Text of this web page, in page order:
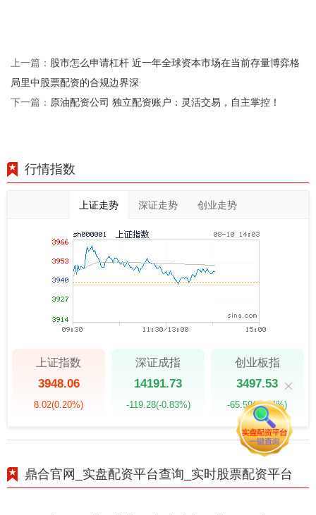
上一篇： 股市怎么申请杠杆 近一年全球资本市场在当前存量博弈格
局里中股票配资的合规边界深
下一篇： 原油配资公司 独立配资账户：灵活交易，自主掌控！
行情指数
上证走势 深证走势 创业走势
上证指数
3948.06
8.02(0.20%)
深证成指
14191.73
-119.28(-0.83%)
创业板指
3497.53
-65.59(-1.84%)
鼎合官网_实盘配资平台查询_实时股票配资平台